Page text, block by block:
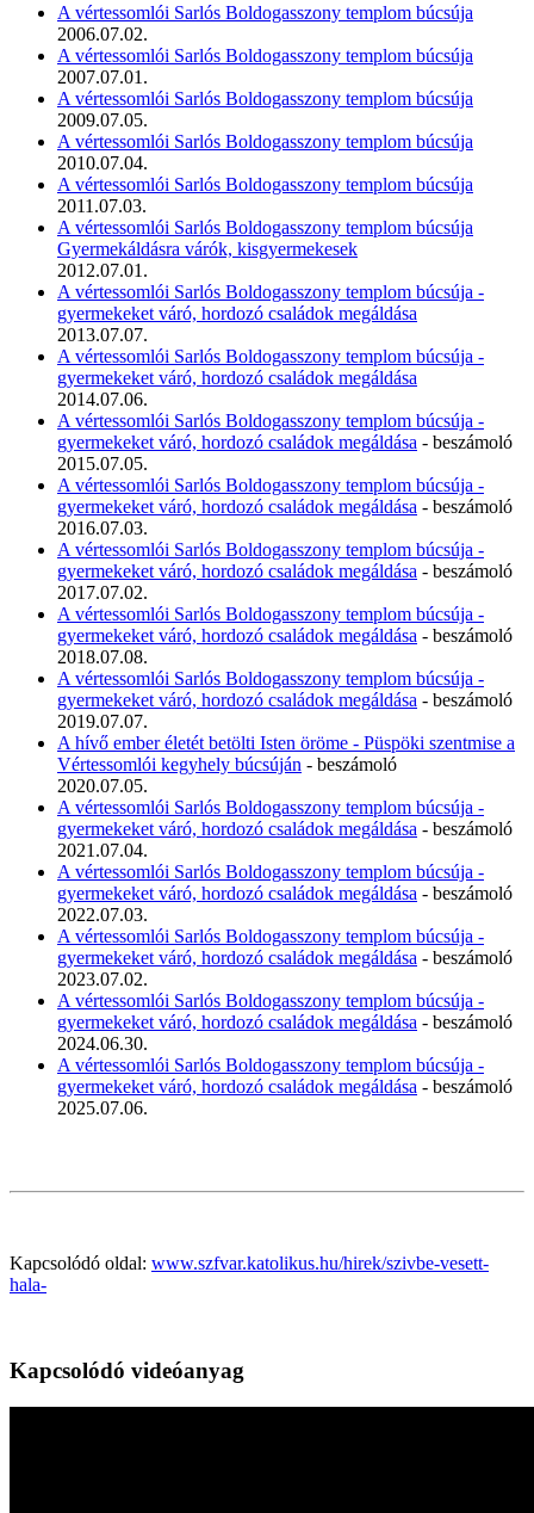
A vértessomlói Sarlós Boldogasszony templom búcsúja
2006.07.02.
A vértessomlói Sarlós Boldogasszony templom búcsúja
2007.07.01.
A vértessomlói Sarlós Boldogasszony templom búcsúja
2009.07.05.
A vértessomlói Sarlós Boldogasszony templom búcsúja
2010.07.04.
A vértessomlói Sarlós Boldogasszony templom búcsúja
2011.07.03.
A vértessomlói Sarlós Boldogasszony templom búcsúja
Gyermekáldásra várók, kisgyermekesek
2012.07.01.
A vértessomlói Sarlós Boldogasszony templom búcsúja -
gyermekeket váró, hordozó családok megáldása
2013.07.07.
A vértessomlói Sarlós Boldogasszony templom búcsúja -
gyermekeket váró, hordozó családok megáldása
2014.07.06.
A vértessomlói Sarlós Boldogasszony templom búcsúja -
gyermekeket váró, hordozó családok megáldása - beszámoló
2015.07.05.
A vértessomlói Sarlós Boldogasszony templom búcsúja -
gyermekeket váró, hordozó családok megáldása - beszámoló
2016.07.03.
A vértessomlói Sarlós Boldogasszony templom búcsúja -
gyermekeket váró, hordozó családok megáldása - beszámoló
2017.07.02.
A vértessomlói Sarlós Boldogasszony templom búcsúja -
gyermekeket váró, hordozó családok megáldása - beszámoló
2018.07.08.
A vértessomlói Sarlós Boldogasszony templom búcsúja -
gyermekeket váró, hordozó családok megáldása - beszámoló
2019.07.07.
A hívő ember életét betölti Isten öröme - Püspöki szentmise a
Vértessomlói kegyhely búcsúján - beszámoló
2020.07.05.
A vértessomlói Sarlós Boldogasszony templom búcsúja -
gyermekeket váró, hordozó családok megáldása - beszámoló
2021.07.04.
A vértessomlói Sarlós Boldogasszony templom búcsúja -
gyermekeket váró, hordozó családok megáldása - beszámoló
2022.07.03.
A vértessomlói Sarlós Boldogasszony templom búcsúja -
gyermekeket váró, hordozó családok megáldása - beszámoló
2023.07.02.
A vértessomlói Sarlós Boldogasszony templom búcsúja -
gyermekeket váró, hordozó családok megáldása - beszámoló
2024.06.30.
A vértessomlói Sarlós Boldogasszony templom búcsúja -
gyermekeket váró, hordozó családok megáldása - beszámoló
2025.07.06.
Kapcsolódó oldal: www.szfvar.katolikus.hu/hirek/szivbe-vesett-
hala-
Kapcsolódó videóanyag